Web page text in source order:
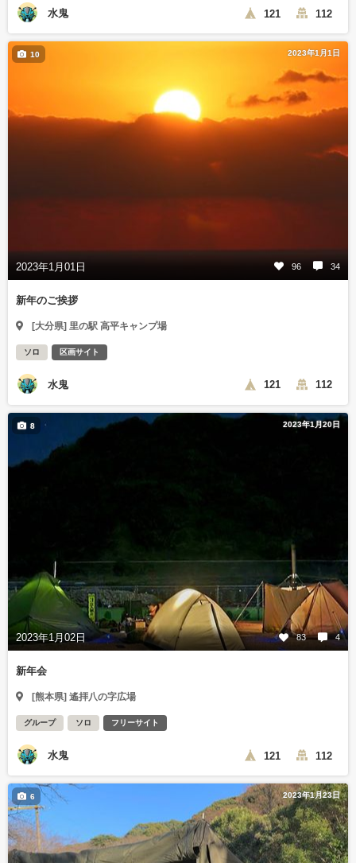
水鬼 121 112
2023年1月1日
2023年1月01日 96 34
10
新年のご挨拶
[大分県] 里の駅 高平キャンプ場
ソロ 区画サイト
水鬼 121 112
2023年1月20日
2023年1月02日 83 4
8
新年会
[熊本県] 遙拝八の字広場
グループ ソロ フリーサイト
水鬼 121 112
2023年1月23日
6